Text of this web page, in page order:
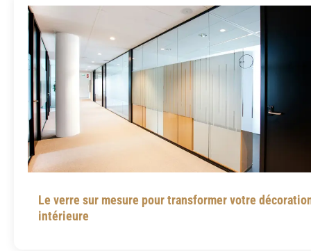
Le verre sur mesure pour transformer votre
intérieure